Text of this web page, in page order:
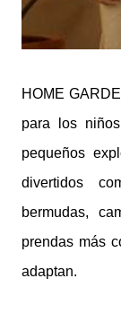
HOME
para los
pequeños
divertidos
bermudas,
prendas más
adaptan.